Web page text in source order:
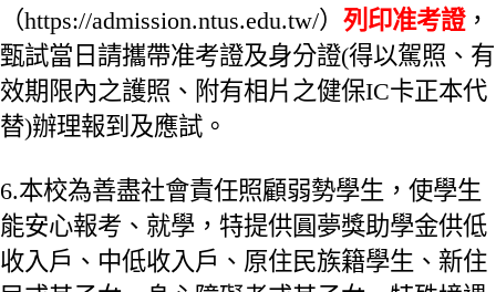
（https://admission.ntus.edu.tw/） 列印准考證，
甄試當日請攜帶准考證及身分證(得以駕照、有
效期限內之護照、附有相片之健保IC卡正本代
替)辦理報到及應試。
6.本校為善盡社會責任照顧弱勢學生，使學生
能安心報考、就學，特提供圓夢獎助學金供低
收入戶、中低收入戶、原住民族籍學生、新住